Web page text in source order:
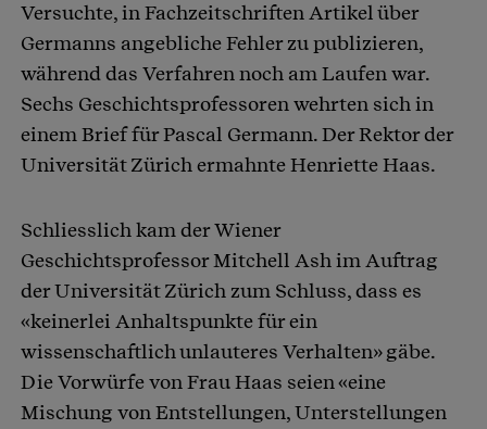
Versuchte, in Fachzeitschriften Artikel über
Germanns angebliche Fehler zu publizieren,
während das Verfahren noch am Laufen war.
Sechs Geschichtsprofessoren wehrten sich in
einem Brief für Pascal Germann. Der Rektor der
Universität Zürich ermahnte Henriette Haas.
Schliesslich kam der Wiener
Geschichtsprofessor Mitchell Ash im Auftrag
der Universität Zürich zum Schluss, dass es
«keinerlei Anhaltspunkte für ein
wissenschaftlich unlauteres Verhalten» gäbe.
Die Vorwürfe von Frau Haas seien «eine
Mischung von Entstellungen, Unterstellungen